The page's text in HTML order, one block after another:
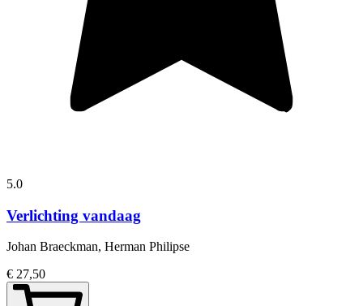
5.0
Verlichting vandaag
Johan Braeckman, Herman Philipse
€ 27,50